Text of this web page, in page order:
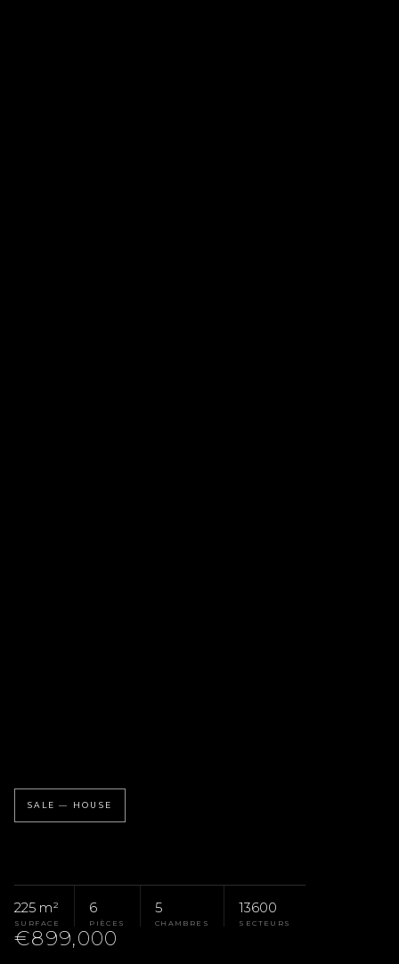
SALE — HOUSE
225 m²
SURFACE
6
PIÈCES
5
CHAMBRES
13600
SECTEURS
€899,000